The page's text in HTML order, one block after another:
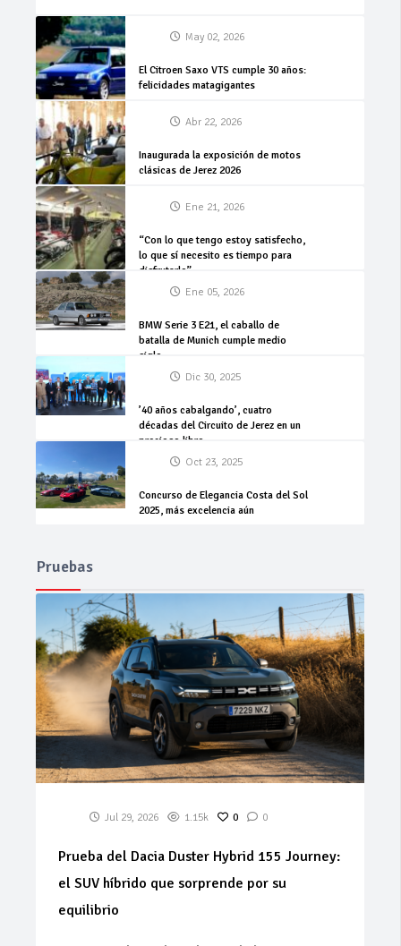
May 02, 2026
El Citroen Saxo VTS cumple 30 años:
felicidades matagigantes
Abr 22, 2026
Inaugurada la exposición de motos
clásicas de Jerez 2026
Ene 21, 2026
“Con lo que tengo estoy satisfecho,
lo que sí necesito es tiempo para
disfrutarlo”
Ene 05, 2026
BMW Serie 3 E21, el caballo de
batalla de Munich cumple medio
siglo
Dic 30, 2025
’40 años cabalgando’, cuatro
décadas del Circuito de Jerez en un
precioso libro
Oct 23, 2025
Concurso de Elegancia Costa del Sol
2025, más excelencia aún
Pruebas
Jul 29, 2026 1.15k 0 0
Prueba del Dacia Duster Hybrid 155 Journey:
el SUV híbrido que sorprende por su
equilibrio